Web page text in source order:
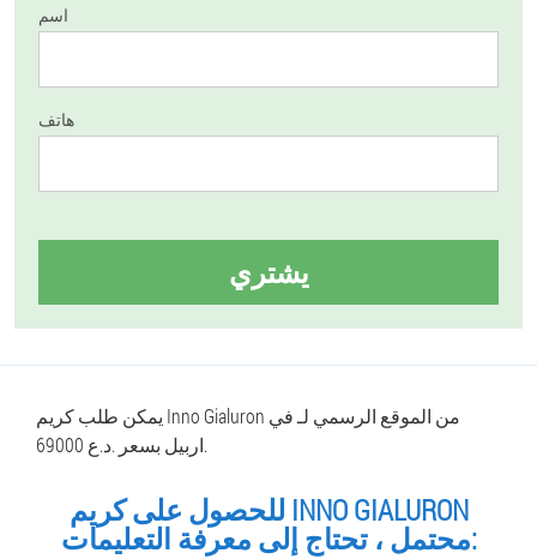
اسم
هاتف
يشتري
يمكن طلب كريم Inno Gialuron من الموقع الرسمي لـ في
اربيل بسعر .د.ع 69000.
للحصول على كريم INNO GIALURON
محتمل ، تحتاج إلى معرفة التعليمات: